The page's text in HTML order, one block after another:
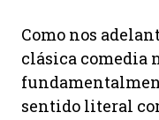
Como nos
clásica comedia
sentido literal